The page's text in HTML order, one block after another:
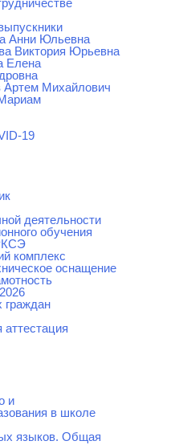
Анни Юльевна
Виктория Юрьевна
Елена
Артем Михайлович
19
деятельности
обучения
комплекс
оснащение
граждан
аттестация
и
в школе
языков. Общая